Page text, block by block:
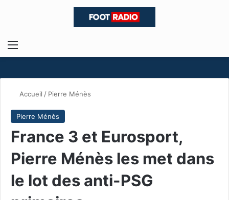
Menu
Accueil / Pierre Ménès
Pierre Ménès
France 3 et Eurosport,
Pierre Ménès les met dans
le lot des anti-PSG